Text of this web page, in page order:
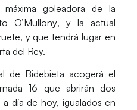
máxima goleadora de la
O’Mullony, y la actual
, y que tendrá lugar en
del Rey.
de Bidebieta acogerá el
16 que abrirán dos
día de hoy, igualados en